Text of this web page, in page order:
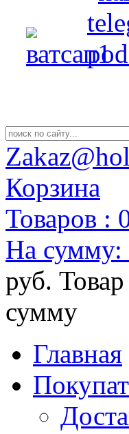
Корзина
Товаров :
На сумму:
руб.
сумму
Главная